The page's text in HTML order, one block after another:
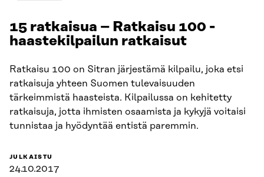
15 ratkaisua – Ratkaisu 100 -
haastekilpailun ratkaisut
Ratkaisu 100 on Sitran järjestämä kilpailu, joka etsi
ratkaisuja yhteen Suomen tulevaisuuden
tärkeimmistä haasteista. Kilpailussa on kehitetty
ratkaisuja, jotta ihmisten osaamista ja kykyjä voitaisi
tunnistaa ja hyödyntää entistä paremmin.
JULKAISTU
24.10.2017